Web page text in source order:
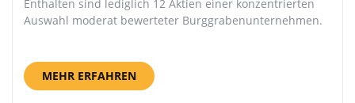
Enthalten sind lediglich 12 Aktien einer konzentrierten
Auswahl moderat bewerteter Burggrabenunternehmen.
MEHR ERFAHREN